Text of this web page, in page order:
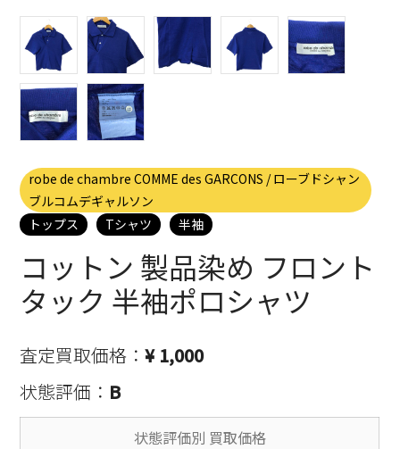
robe de chambre COMME des GARCONS / ローブドシャン
ブルコムデギャルソン
トップス
Tシャツ 半袖
コットン 製品染め フロント
タック 半袖ポロシャツ
査定買取価格：¥ 1,000
状態評価： B
状態評価別 買取価格